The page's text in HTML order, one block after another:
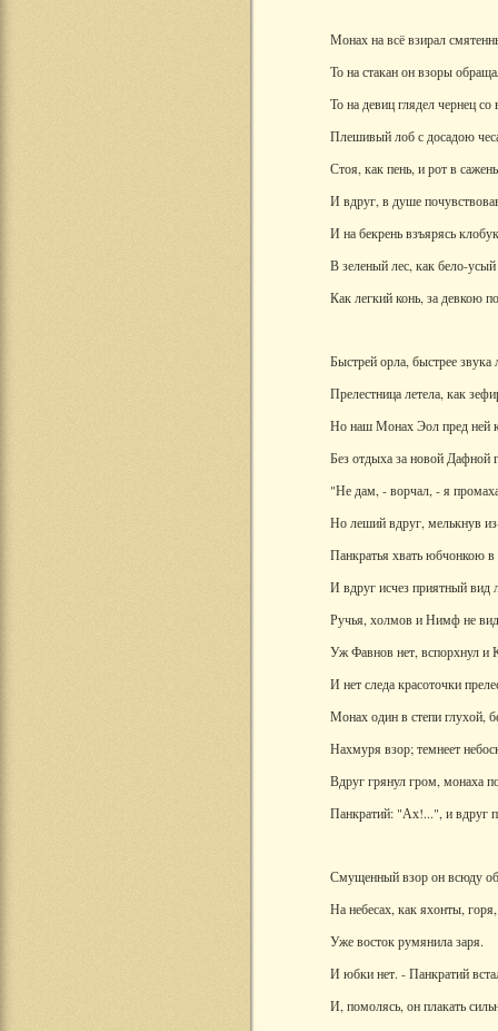
Монах на всё взирал
То на стакан он взоры
То на девиц глядел чернец
Плешивый лоб с досадою
Стоя, как пень, и рот в
И вдруг, в душе
И на бекрень взъярясь
В зеленый лес, как бело-
Как легкий конь, за девкою
Быстрей орла, быстрее звука
Прелестница летела, как
Но наш Монах Эол пред ней
Без отдыха за новой Дафной
"Не дам, - ворчал, - я
Но леший вдруг, мелькнув
Панкратья хвать юбчонкою в
И вдруг исчез приятный вид
Ручья, холмов и Нимф не
Уж Фавнов нет, вспорхнул и
И нет следа красоточки
Монах один в степи глухой,
Нахмуря взор; темнеет
Вдруг грянул гром, монаха
Панкратий: "Ах!...", и вдруг
Смущенный взор он всюду
На небесах, как яхонты, горя,
Уже восток румянила заря.
И юбки нет. - Панкратий
И, помолясь, он плакать